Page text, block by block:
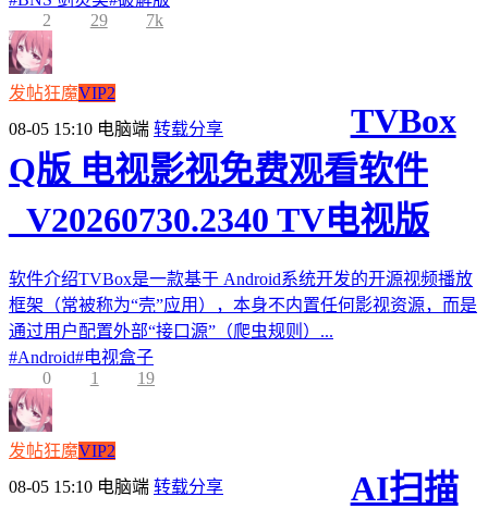
2
29 7k
发帖狂魔VIP2
08-05 15:10 电脑端 转载分享
TVBox
Q版 电视影视免费观看软件
_V20260730.2340 TV电视版
软件介绍TVBox是一款基于 Android系统开发的开源视频播放
框架（常被称为“壳”应用），本身不内置任何影视资源，而是
通过用户配置外部“接口源”（爬虫规则）...
#Android#电视盒子
0
1 19
发帖狂魔VIP2
08-05 15:10 电脑端 转载分享
AI扫描